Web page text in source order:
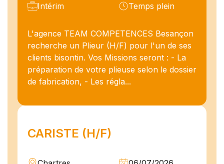
Intérim
Temps plein
L'agence TEAM COMPETENCES Besançon
recherche un Plieur (H/F) pour l'un de ses
clients bisontin. Vos Missions seront : - La
préparation de votre plieuse selon le dossier
de fabrication, - Les régla...
CARISTE (H/F)